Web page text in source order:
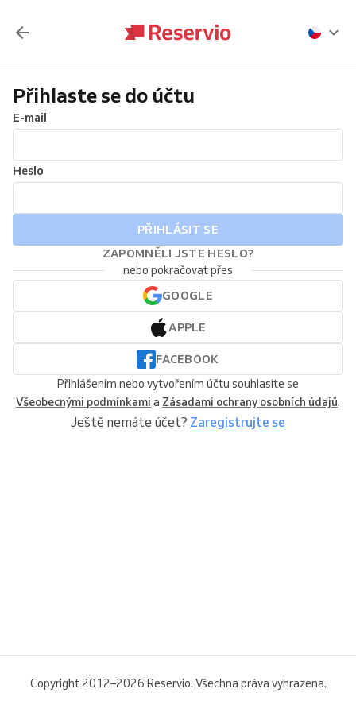
Přihlaste se do účtu
E-mail
Heslo
PŘIHLÁSIT SE
ZAPOMNĚLI JSTE HESLO?
nebo pokračovat přes
GOOGLE
APPLE
FACEBOOK
Přihlášením nebo vytvořením účtu souhlasíte se
Všeobecnými podmínkami a Zásadami ochrany osobních údajů.
Ještě nemáte účet? Zaregistrujte se
Copyright 2012–2026 Reservio. Všechna práva vyhrazena.